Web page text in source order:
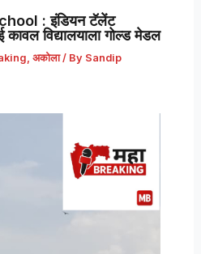
: इंडियन टॅलेंट
विद्यालयाला गोल्ड मेडल
अकोला/ By Sandip